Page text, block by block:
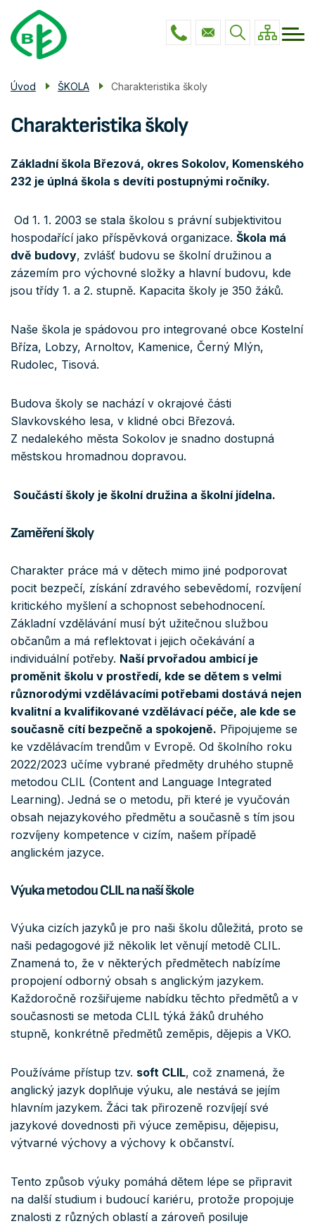
hlavnímu
obsahu
Menu
navigace
ŠKOLA
PRO RODIČE
KONTAKTY
Úvod ŠKOLA Charakteristika školy
Charakteristika školy
Základní škola Březová, okres Sokolov, Komenského
232 je úplná škola s devíti postupnými ročníky.
Od 1. 1. 2003 se stala školou s právní subjektivitou
hospodařící jako příspěvková organizace. Škola má
dvě budovy, zvlášť budovu se školní družinou a
zázemím pro výchovné složky a hlavní budovu, kde
jsou třídy 1. a 2. stupně. Kapacita školy je 350 žáků.
Naše škola je spádovou pro integrované obce Kostelní
Bříza, Lobzy, Arnoltov, Kamenice, Černý Mlýn,
Rudolec, Tisová.
Budova školy se nachází v okrajové části
Slavkovského lesa, v klidné obci Březová.
Z nedalekého města Sokolov je snadno dostupná
městskou hromadnou dopravou.
Součástí školy je školní družina a školní jídelna.
Zaměření školy
Charakter práce má v dětech mimo jiné podporovat
pocit bezpečí, získání zdravého sebevědomí, rozvíjení
kritického myšlení a schopnost sebehodnocení.
Základní vzdělávání musí být užitečnou službou
občanům a má reflektovat i jejich očekávání a
individuální potřeby. Naší prvořadou ambicí je
proměnit školu v prostředí, kde se dětem s velmi
různorodými vzdělávacími potřebami dostává nejen
kvalitní a kvalifikované vzdělávací péče, ale kde se
současně cítí bezpečně a spokojeně. Připojujeme se
ke vzdělávacím trendům v Evropě. Od školního roku
2022/2023 učíme vybrané předměty druhého stupně
metodou CLIL (Content and Language Integrated
Learning). Jedná se o metodu, při které je vyučován
obsah nejazykového předmětu a současně s tím jsou
rozvíjeny kompetence v cizím, našem případě
anglickém jazyce.
Výuka metodou CLIL na naší škole
Výuka cizích jazyků je pro naši školu důležitá, proto se
naši pedagogové již několik let věnují metodě CLIL.
Znamená to, že v některých předmětech nabízíme
propojení odborný obsah s anglickým jazykem.
Každoročně rozšiřujeme nabídku těchto předmětů a v
současnosti se metoda CLIL týká žáků druhého
stupně, konkrétně předmětů zeměpis, dějepis a VKO.
Používáme přístup tzv. soft CLIL, což znamená, že
anglický jazyk doplňuje výuku, ale nestává se jejím
hlavním jazykem. Žáci tak přirozeně rozvíjejí své
jazykové dovednosti při výuce zeměpisu, dějepisu,
výtvarné výchovy a výchovy k občanství.
Tento způsob výuky pomáhá dětem lépe se připravit
na další studium i budoucí kariéru, protože propojuje
znalosti z různých oblastí a zároveň posiluje